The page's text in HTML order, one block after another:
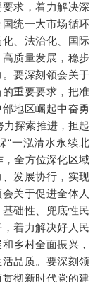
求，着力解决深
统一大市场循环
、法治化、国际
质量发展，稳步
要深刻领会关于
重要要求，把准
地区崛起中奋勇
力探索推进，担起
“一泓清水永续北
，全方位深化区域
发展协行，实现
关于促进全体人
础性、兜底性民
着力解决好人民
乡村全面振兴，
品质。要深刻领
彻新时代党的建